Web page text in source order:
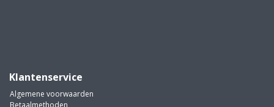
Klantenservice
Algemene voorwaarden